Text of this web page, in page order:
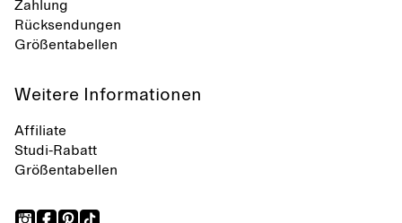
Zahlung
Rücksendungen
Größentabellen
Weitere Informationen
Affiliate
Studi-Rabatt
Größentabellen